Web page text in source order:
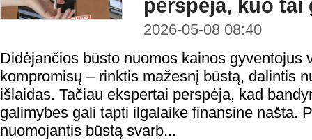
perspėja, kuo tai
2026-05-08 08:40
Didėjančios būsto nuomos kainos gyventojus
kompromisų – rinktis mažesnį būstą, dalintis
išlaidas. Tačiau ekspertai perspėja, kad
galimybes gali tapti ilgalaike finansine našta.
nuomojantis būstą svarb...